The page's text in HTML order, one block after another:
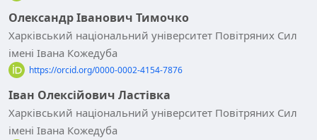
Олександр Іванович Тимочко
Харківський національний університет Повітряних Сил
імені Івана Кожедуба
https://orcid.org/0000-0002-4154-7876
Іван Олексійович Ластівка
Харківський національний університет Повітряних Сил
імені Івана Кожедуба